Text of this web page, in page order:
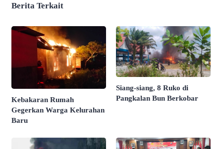
Berita Terkait
Kebakaran Rumah
Gegerkan Warga Kelurahan
Baru
Siang-siang, 8 Ruko di
Pangkalan Bun Berkobar